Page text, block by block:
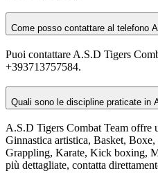
Come posso contattare al telefono
Puoi contattare A.S.D Tigers
+393713757584.
Quali sono le discipline praticate in
A.S.D Tigers Combat Team offre
Ginnastica artistica, Basket,
Grappling, Karate, Kick boxing,
più dettagliate, contatta